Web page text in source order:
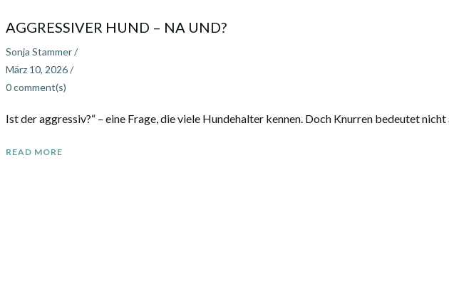
AGGRESSIVER HUND – NA UND?
Sonja Stammer/
März 10, 2026/
0comment(s)
Ist der aggressiv?“ – eine Frage, die viele Hundehalter kennen. Doch Knurren bedeutet
READ MORE